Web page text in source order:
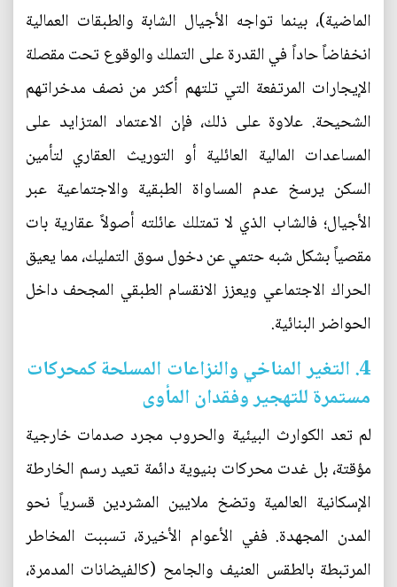
الماضية)، بينما تواجه الأجيال الشابة والطبقات العمالية
انخفاضاً حاداً في القدرة على التملك والوقوع تحت مقصلة
الإيجارات المرتفعة التي تلتهم أكثر من نصف مدخراتهم
الشحيحة. علاوة على ذلك، فإن الاعتماد المتزايد على
المساعدات المالية العائلية أو التوريث العقاري لتأمين
السكن يرسخ عدم المساواة الطبقية والاجتماعية عبر
الأجيال؛ فالشاب الذي لا تمتلك عائلته أصولاً عقارية بات
مقصياً بشكل شبه حتمي عن دخول سوق التمليك، مما يعيق
الحراك الاجتماعي ويعزز الانقسام الطبقي المجحف داخل
الحواضر البنائية.
4. التغير المناخي والنزاعات المسلحة كمحركات
مستمرة للتهجير وفقدان المأوى
لم تعد الكوارث البيئية والحروب مجرد صدمات خارجية
مؤقتة، بل غدت محركات بنيوية دائمة تعيد رسم الخارطة
الإسكانية العالمية وتضخ ملايين المشردين قسرياً نحو
المدن المجهدة. ففي الأعوام الأخيرة، تسببت المخاطر
المرتبطة بالطقس العنيف والجامح (كالفيضانات المدمرة،